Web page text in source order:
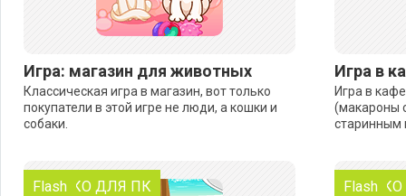
Игра: магазин для животных
Классическая игра в магазин, вот только
покупатели в этой игре не люди, а кошки и
собаки.
Игра в
Игра в
(макароны
старинным
ТОЛЬКО ДЛЯ ПК
Flash Flash